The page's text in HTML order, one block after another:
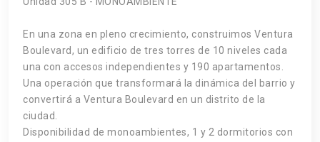
En una zona en pleno crecimiento, construimos Ventura
Boulevard, un edificio de tres torres de 10 niveles cada
una con accesos independientes y 190 apartamentos.
Una operación que transformará la dinámica del barrio y
convertirá a Ventura Boulevard en un distrito de la
ciudad.
Disponibilidad de monoambientes, 1 y 2 dormitorios con